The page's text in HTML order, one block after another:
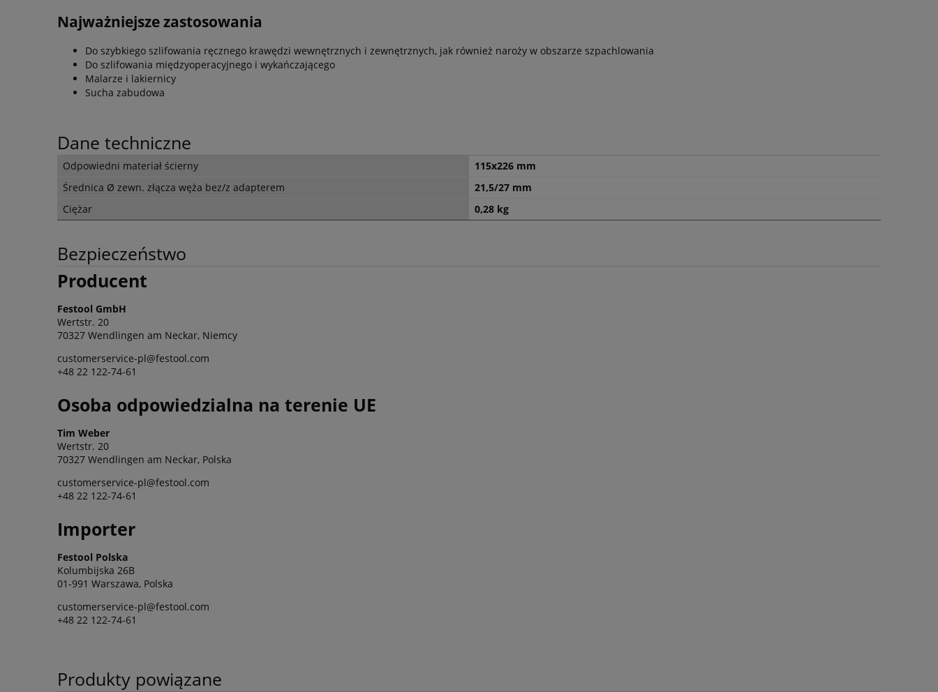
Najważniejsze zastosowania
Do szybkiego szlifowania ręcznego krawędzi wewnętrznych i zewnętrznych, jak również naroży w obszarze szpachlowania
Do szlifowania międzyoperacyjnego i wykańczającego
Malarze i lakiernicy
Sucha zabudowa
Dane techniczne
Odpowiedni materiał ścierny
115x226 mm
Średnica Ø zewn. złącza węża bez/z adapterem
21,5/27 mm
Ciężar
0,28 kg
Bezpieczeństwo
Producent
Festool GmbH
Wertstr. 20
70327 Wendlingen am Neckar, Niemcy
customerservice-pl@festool.com
+48 22 122-74-61
Osoba odpowiedzialna na terenie UE
Tim Weber
Wertstr. 20
70327 Wendlingen am Neckar, Polska
customerservice-pl@festool.com
+48 22 122-74-61
Importer
Festool Polska
Kolumbijska 26B
01-991 Warszawa, Polska
customerservice-pl@festool.com
+48 22 122-74-61
Produkty powiązane